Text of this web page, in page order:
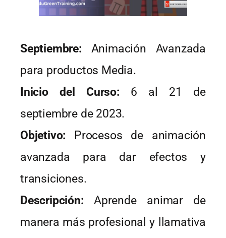
Septiembre: Animación Avanzada
para productos Media.
Inicio del Curso: 6 al 21 de
septiembre de 2023.
Objetivo: Procesos de animación
avanzada para dar efectos y
transiciones.
Descripción:Aprende animar de
manera más profesional y llamativa